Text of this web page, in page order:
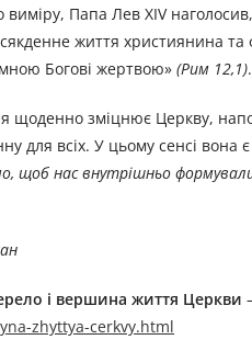
Папа Лев XIV
життя християнина
Богові жертвою» (Рим 12,1).
щоденно зміцнює Церкву,
для всіх. У цьому сенсі
щоб нас внутрішньо
і вершина життя Церкви
zhyttya-cerkvy.html